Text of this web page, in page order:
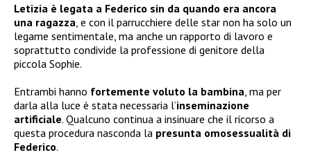
Letizia è legata a Federico sin da quando era ancora
una ragazza , e con il parrucchiere delle star non ha solo un
legame sentimentale, ma anche un rapporto di lavoro e
soprattutto condivide la professione di genitore della
piccola Sophie.
Entrambi hanno fortemente voluto la bambina , ma per
darla alla luce è stata necessaria l’inseminazione
artificiale. Qualcuno continua a insinuare che il ricorso a
questa procedura nasconda la presunta omosessualità di
Federico.